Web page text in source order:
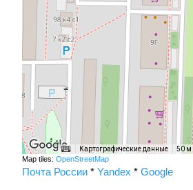
Картографические данные 50 м
Map tiles: OpenStreetMap
Почта России * Yandex * Google